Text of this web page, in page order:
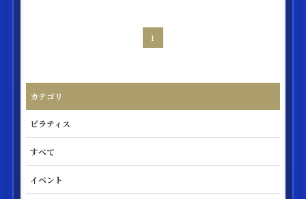
1
カテゴリ
ピラティス
すべて
イベント